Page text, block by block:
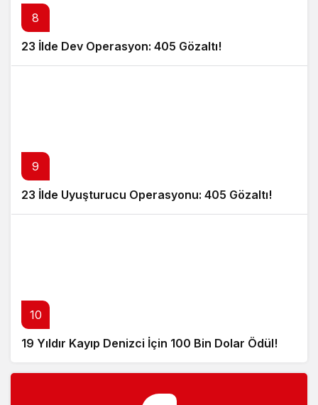
8
23 İlde Dev Operasyon: 405 Gözaltı!
9
23 İlde Uyuşturucu Operasyonu: 405 Gözaltı!
10
19 Yıldır Kayıp Denizci İçin 100 Bin Dolar Ödül!